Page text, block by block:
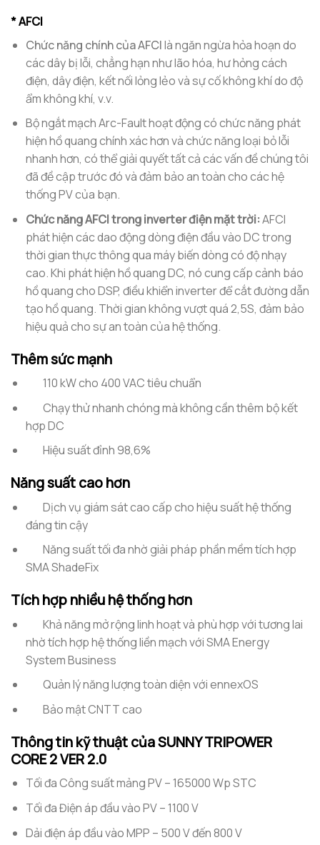
* AFCI
Chức năng chính của AFCIlà ngăn ngừa hỏa hoạn do
các dây bị lỗi, chẳng hạn như lão hóa, hư hỏng cách
điện, dây điện, kết nối lỏng lẻo và sự cố không khí do độ
ẩm không khí, v.v.
Bộ ngắt mạch Arc-Fault hoạt động có chức năng phát
hiện hồ quang chính xác hơn và chức năng loại bỏ lỗi
nhanh hơn, có thể giải quyết tất cả các vấn đề chúng tôi
đã đề cập trước đó và đảm bảo an toàn cho các hệ
thống PV của bạn.
Chức năng AFCI trong inverter điện mặt trời:AFCI
phát hiện các dao động dòng điện đầu vào DC trong
thời gian thực thông qua máy biến dòng có độ nhạy
cao. Khi phát hiện hồ quang DC, nó cung cấp cảnh báo
hồ quang cho DSP, điều khiển inverter để cắt đường dẫn
tạo hồ quang. Thời gian không vượt quá 2,5S, đảm bảo
hiệu quả cho sự an toàn của hệ thống.
Thêm sức mạnh
110 kW cho 400 VAC tiêu chuẩn
Chạy thử nhanh chóng mà không cần thêm bộ kết
hợp DC
Hiệu suất đỉnh 98,6%
Năng suất cao hơn
Dịch vụ giám sát cao cấp cho hiệu suất hệ thống
đáng tin cậy
Năng suất tối đa nhờ giải pháp phần mềm tích hợp
SMA ShadeFix
Tích hợp nhiều hệ thống hơn
Khả năng mở rộng linh hoạt và phù hợp với tương lai
nhờ tích hợp hệ thống liền mạch với SMA Energy
System Business
Quản lý năng lượng toàn diện với ennexOS
Bảo mật CNTT cao
Thông tin kỹ thuật của SUNNY TRIPOWER
CORE 2 VER 2.0
Tối đa Công suất mảng PV – 165000 Wp STC
Tối đa Điện áp đầu vào PV – 1100 V
Dải điện áp đầu vào MPP – 500 V đến 800 V